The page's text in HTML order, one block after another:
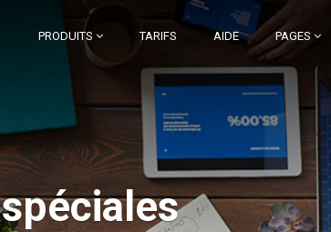
PRODUITS TARIFS AIDE PAGES